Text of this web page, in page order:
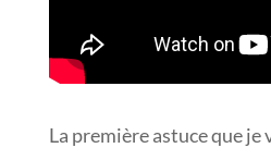
La première astuce que je